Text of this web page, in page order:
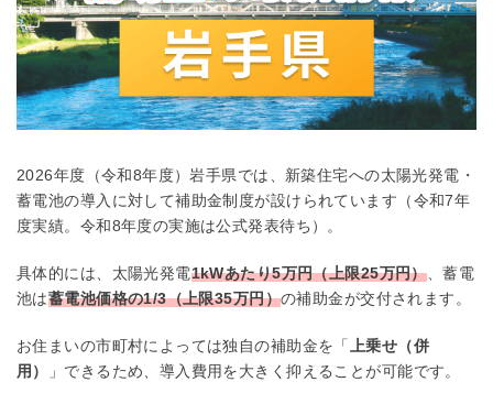
2026年度（令和8年度）岩手県では、新築住宅への太陽光発電・
蓄電池の導入に対して補助金制度が設けられています（令和7年
度実績。令和8年度の実施は公式発表待ち）。
具体的には、太陽光発電1kWあたり5万円（上限25万円）、蓄電
池は蓄電池価格の1/3（上限35万円）の補助金が交付されます。
お住まいの市町村によっては独自の補助金を「
上乗せ（併
用）
」できるため、導入費用を大きく抑えることが可能です。